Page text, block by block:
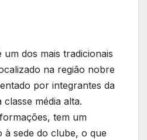
um dos mais tradicionais
na região nobre
por integrantes da
média alta.
tem um
à sede do clube, o que